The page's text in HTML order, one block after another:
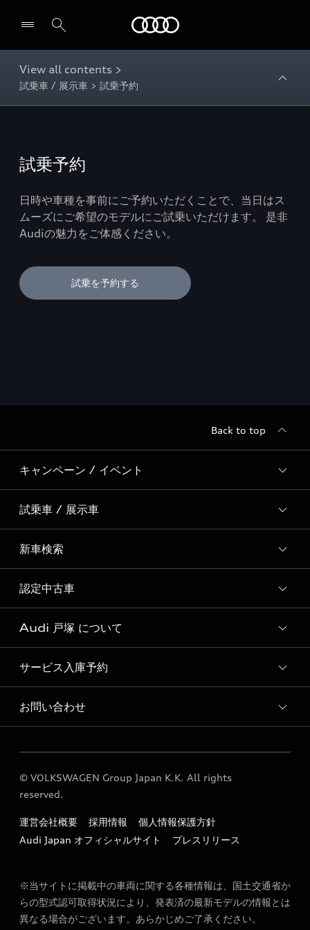
View all contents >
試乗車 / 展示車 > 試乗予約
試乗予約
日時や車種を事前にご予約いただくことで、当日はス
ムーズにご希望のモデルにご試乗いただけます。 是非
Audiの魅力をご体感ください。
試乗を予約する
Back to top
キャンペーン / イベント
全国統一イベント
ディーラー独自イベント
試乗車 / 展示車
試乗予約
試乗車・展示車一覧
新車検索
新車検索
認定中古車
Audi認定中古車検索
Audi 戸塚 について
Audi 戸塚 店舗情報
Audi 戸塚 運営会社概要
定期点検 / 車検 料金表
サービス入庫予約
Audi 戸塚 サービス入庫予約
お問い合わせ
各種お問い合わせ
© VOLKSWAGEN Group Japan K.K. All rights
reserved.
運営会社概要 採用情報
個人情報保護方針
Audi Japan オフィシャルサイト
プレスリリース
※当サイトに掲載中の車両に関する各種情報は、国土交通省か
らの型式認可取得状況により、発表済の最新モデルの情報とは
異なる場合がございます。あらかじめご了承ください。